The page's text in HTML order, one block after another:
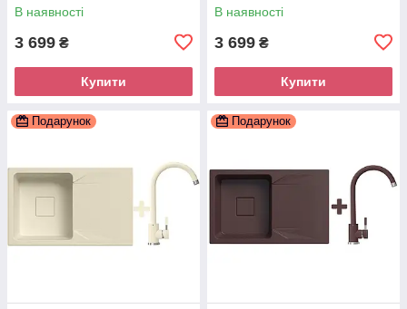
В наявності
3 699 ₴
Купити
В наявності
3 699 ₴
Купити
Подарунок Подарунок